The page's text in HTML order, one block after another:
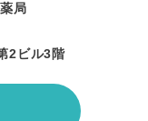
局
2ビル3階